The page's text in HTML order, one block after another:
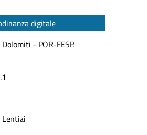
digitale
- POR-FESR
Lentiai